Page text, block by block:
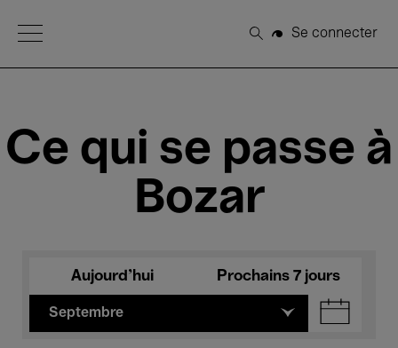
Open Menu
Rechercher
Se connecter
Ce qui se passe à
Bozar
Aujourd'hui Prochains 7 jours
Septembre